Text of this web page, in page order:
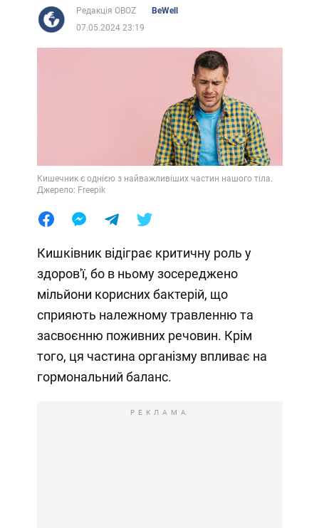
Редакція OBOZ
BeWell
07.05.2024 23:19
Кишечник є однією з найважливіших частин нашого тіла.
Джерело: Freepik
Кишківник відіграє критичну роль у
здоров'ї, бо в ньому зосереджено
мільйони корисних бактерій, що
сприяють належному травленню та
засвоєнню поживних речовин. Крім
того, ця частина організму впливає на
гормональний баланс.
РЕКЛАМА